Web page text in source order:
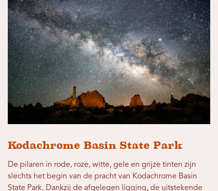
Kodachrome Basin State Park
De pilaren in rode, roze, witte, gele en grijze tinten zijn
slechts het begin van de pracht van Kodachrome Basin
State Park. Dankzij de afgelegen ligging, de uitstekende